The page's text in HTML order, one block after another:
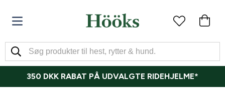
350 DKK RABAT PÅ UDVALGTE RIDEHJELME*